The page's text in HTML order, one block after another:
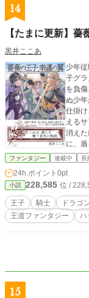
14
【たまに更新】薔
黒井ここあ
少年
子グ
を負
ぬ少
仕掛
える
消え
に、
賊の頭
21～23時
s://
ファンタジー 連載中 長
24h.ポイント 0pt
小説 228,585 位 /
王子 騎士 ドラゴ
王道ファンタジー
ハ
15